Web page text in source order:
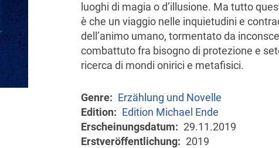
luoghi di magia o d’illusione. Ma tutto
è che un viaggio nelle inquietudini e
dell’animo umano, tormentato da
combattuto fra bisogno di protezione e
ricerca di mondi onirici e metafisici.
Genre
Erzählung und Novelle
Edition
Edition Michael Ende
Erscheinungsdatum
29.11.2019
Erstveröffentlichung
2019